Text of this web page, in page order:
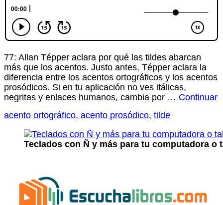
77: Allan Tépper aclara por qué las tildes abarcan
más que los acentos. Justo antes, Tépper aclara la
diferencia entre los acentos ortográficos y los acentos
prosódicos. Si en tu aplicación no ves itálicas,
negritas y enlaces humanos, cambia por … Continuar
acento ortográfico, acento prosódico, tilde
Teclados con Ñ y más para tu computadora o